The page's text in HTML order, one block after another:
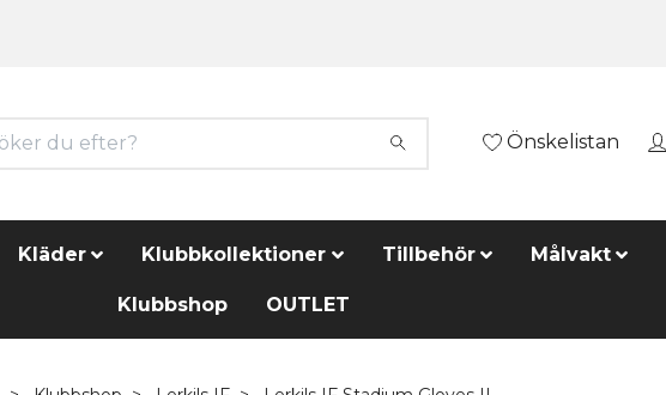
Önskelistan
Kläder Klubbkollektioner Tillbehör Målvakt
Klubbshop OUTLET